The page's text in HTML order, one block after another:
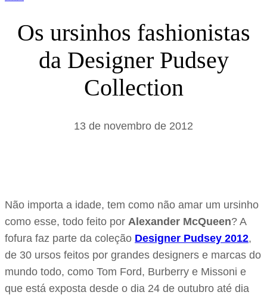
Os ursinhos fashionistas
da Designer Pudsey
Collection
13 de novembro de 2012
Não importa a idade, tem como não amar um ursinho
como esse, todo feito por Alexander McQueen? A
fofura faz parte da coleção Designer Pudsey 2012,
de 30 ursos feitos por grandes designers e marcas do
mundo todo, como Tom Ford, Burberry e Missoni e
que está exposta desde o dia 24 de outubro até dia